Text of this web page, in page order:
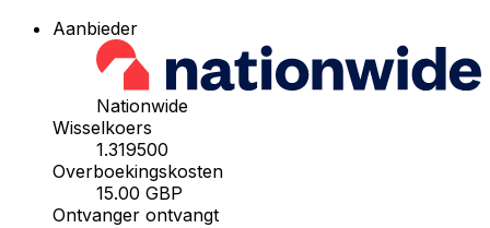
Aanbieder
Nationwide
Wisselkoers
1.319500
Overboekingskosten
15.00 GBP
Ontvanger ontvangt